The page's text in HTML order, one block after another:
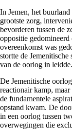
In Jemen, het
grootste zorg,
bevorderen tussen de
oppositie
overeenkomst was
stortte de
van de oorlog in leidde.
De Jemenitische
reactionair kamp,
de fundamentele
opstand kwam. De
in een oorlog tussen
overwegingen die